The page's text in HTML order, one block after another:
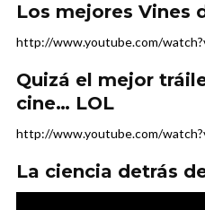
Los mejores Vines
http://www.youtube.com/
Quizá el mejor
cine… LOL
http://www.youtube.com/
La ciencia detrás